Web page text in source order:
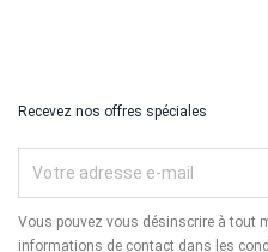
Recevez nos offres spéciales
Vous pouvez vous désinscrire à tout
informations de contact dans les